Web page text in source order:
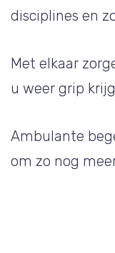
disciplines en
Met elkaar
u weer grip
Ambulante
om zo nog